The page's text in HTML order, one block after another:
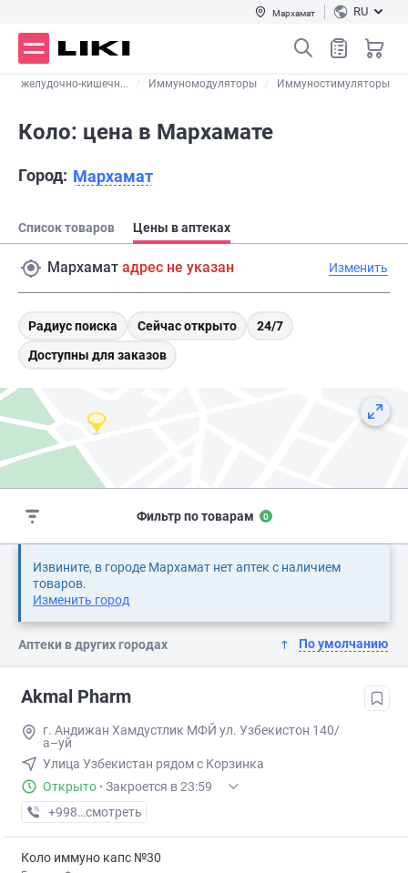
Мархамат RU
желудочно-кишечн... Иммуномодуляторы Иммуностимуляторы
Коло: цена в Мархамате
Город: Мархамат
Список товаров Цены в аптеках
Мархамат адрес не указан Изменить
Радиус поиска Сейчас открыто
24/7
Доступны для заказов
Фильтр по товарам 0
Извините, в городе Мархамат нет аптек с наличием
товаров.
Изменить город
Аптеки в других городах По умолчанию
Akmal Pharm
г. Андижан Хамдустлик МФЙ ул. Узбекистон 140/
а–уй
Улица Узбекистан рядом с Корзинка
Открыто · Закроется в 23:59
+998 (90) XXX-XX-XX
смотреть
Коло иммуно капс №30